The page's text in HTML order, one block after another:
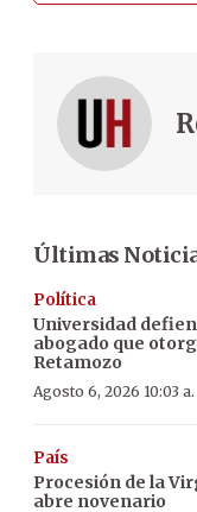
Últimas
Política
Universidad
abogado que
Retamozo
Agosto 6, 2026 10:03 a.
País
Procesión de la
abre novenario